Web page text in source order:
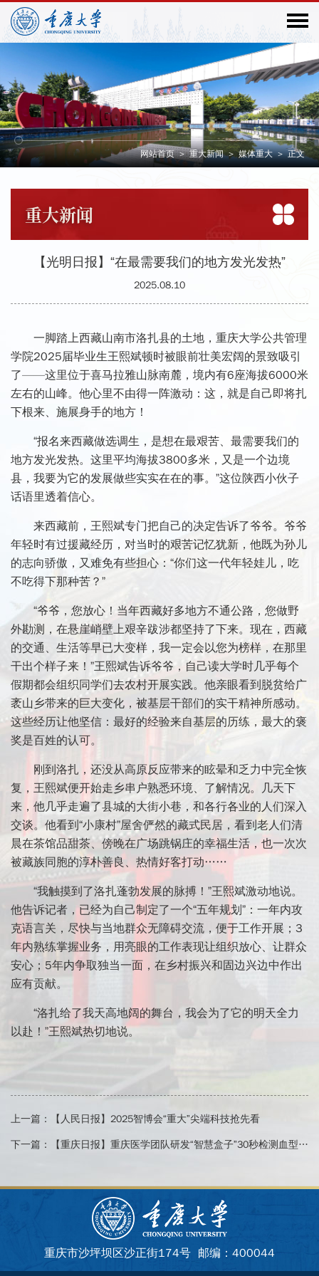
网站首页 >重大新闻 >媒体重大 >正文
重大新闻
【光明日报】“在最需要我们的地方发光发热”
2025.08.10
一脚踏上西藏山南市洛扎县的土地，重庆大学公共管理
学院2025届毕业生王熙斌顿时被眼前壮美宏阔的景致吸引
了——这里位于喜马拉雅山脉南麓，境内有6座海拔6000米
左右的山峰。他心里不由得一阵激动：这，就是自己即将扎
下根来、施展身手的地方！
“报名来西藏做选调生，是想在最艰苦、最需要我们的
地方发光发热。这里平均海拔3800多米，又是一个边境
县，我要为它的发展做些实实在在的事。”这位陕西小伙子
话语里透着信心。
来西藏前，王熙斌专门把自己的决定告诉了爷爷。爷爷
年轻时有过援藏经历，对当时的艰苦记忆犹新，他既为孙儿
的志向骄傲，又难免有些担心：“你们这一代年轻娃儿，吃
不吃得下那种苦？”
“爷爷，您放心！当年西藏好多地方不通公路，您做野
外勘测，在悬崖峭壁上艰辛跋涉都坚持了下来。现在，西藏
的交通、生活等早已大变样，我一定会以您为榜样，在那里
干出个样子来！”王熙斌告诉爷爷，自己读大学时几乎每个
假期都会组织同学们去农村开展实践。他亲眼看到脱贫给广
袤山乡带来的巨大变化，被基层干部们的实干精神所感动。
这些经历让他坚信：最好的经验来自基层的历练，最大的褒
奖是百姓的认可。
刚到洛扎，还没从高原反应带来的眩晕和乏力中完全恢
复，王熙斌便开始走乡串户熟悉环境、了解情况。几天下
来，他几乎走遍了县城的大街小巷，和各行各业的人们深入
交谈。他看到“小康村”屋舍俨然的藏式民居，看到老人们清
晨在茶馆品甜茶、傍晚在广场跳锅庄的幸福生活，也一次次
被藏族同胞的淳朴善良、热情好客打动……
“我触摸到了洛扎蓬勃发展的脉搏！”王熙斌激动地说。
他告诉记者，已经为自己制定了一个“五年规划”：一年内攻
克语言关，尽快与当地群众无障碍交流，便于工作开展；3
年内熟练掌握业务，用亮眼的工作表现让组织放心、让群众
安心；5年内争取独当一面，在乡村振兴和固边兴边中作出
应有贡献。
“洛扎给了我天高地阔的舞台，我会为了它的明天全力
以赴！”王熙斌热切地说。
上一篇： 【人民日报】2025智博会“重大”尖端科技抢先看
下一篇： 【重庆日报】重庆医学团队研发“智慧盒子”30秒检测血型 同步鉴别多种感染源
重庆市沙坪坝区沙正街174号 邮编：400044